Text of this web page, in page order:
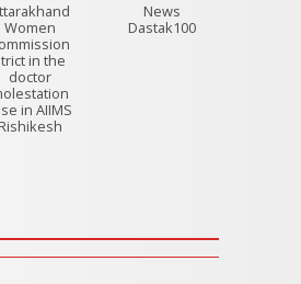
Women
in the
doctor
in AIIMS
Rishikesh
News
Dastak100